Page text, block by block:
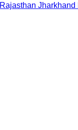
Rajasthan Jharkhand